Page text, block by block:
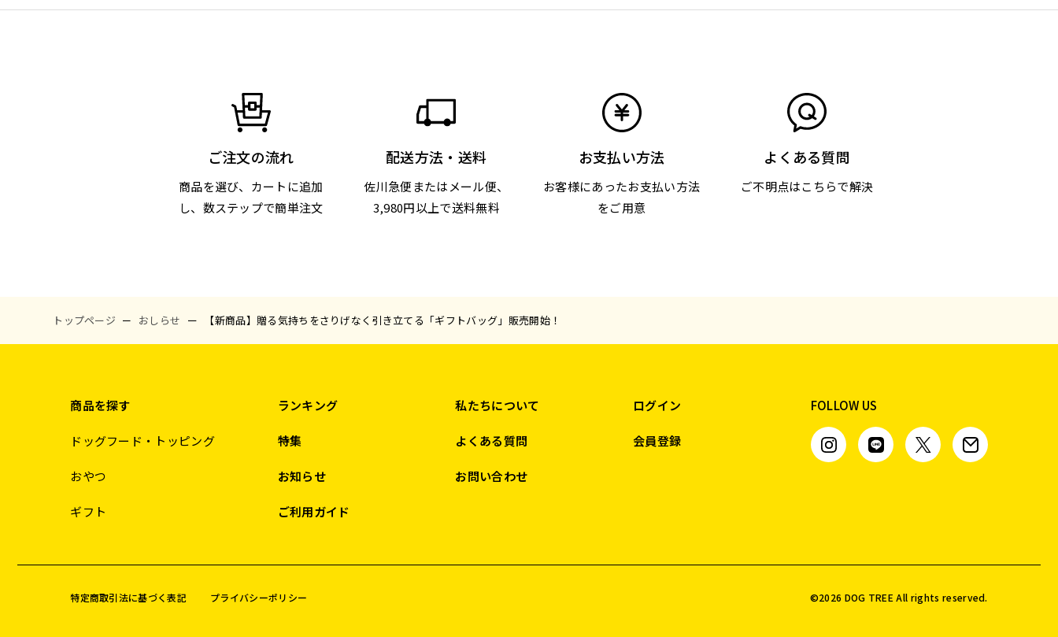
ご注文の流れ
商品を選び、カートに追加
し、数ステップで簡単注文
配送方法・送料
佐川急便またはメール便、
3,980円以上で送料無料
お支払い方法
お客様にあったお支払い方法
をご用意
よくある質問
ご不明点はこちらで解決
トップページ おしらせ 【新商品】贈る気持ちをさりげなく引き立てる「ギフトバッグ」販売開始！
FOLLOW US
商品を探す
ドッグフード・トッピング
おやつ
ギフト
ランキング
特集
お知らせ
ご利用ガイド
私たちについて
よくある質問
お問い合わせ
ログイン
会員登録
特定商取引法に基づく表記 プライバシーポリシー ©️2026 DOG TREE All rights reserved.